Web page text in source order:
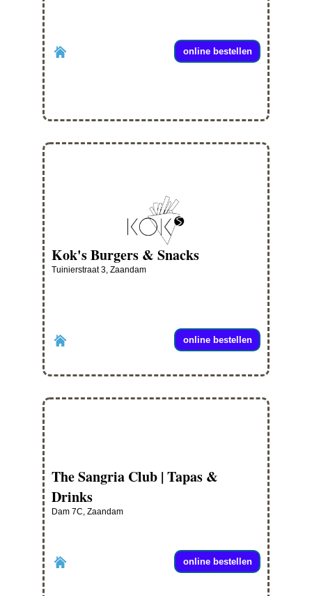
online bestellen
Kok's Burgers & Snacks
Tuinierstraat 3, Zaandam
online bestellen
The Sangria Club | Tapas &
Drinks
Dam 7C, Zaandam
online bestellen